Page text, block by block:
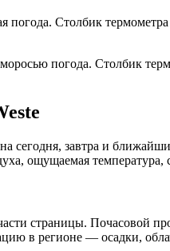
погода. Столбик
погода. Столбик
сегодня, завтра и
ощущаемая
страницы. Почасовой
в регионе — осадки,